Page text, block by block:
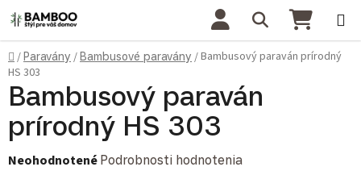
Prejsť na obsah Hľadať
Domov
/Paravány /Bambusové paravány /Bambusový paraván prírodný
HS 303
Bambusový paraván
prírodný HS 303
Priemerné hodnotenie produktu je 0,0 z 5 hviezdičiek.
Neohodnotené Podrobnosti hodnotenia